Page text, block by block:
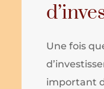
Une fois
important